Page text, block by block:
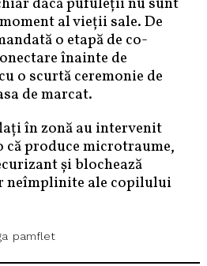
al vieții sale. De
o etapă de co-
înainte de
o scurtă ceremonie de
de marcat.
în zonă au intervenit
produce microtraume,
și blochează
neîmplinite ale copilului
pamflet